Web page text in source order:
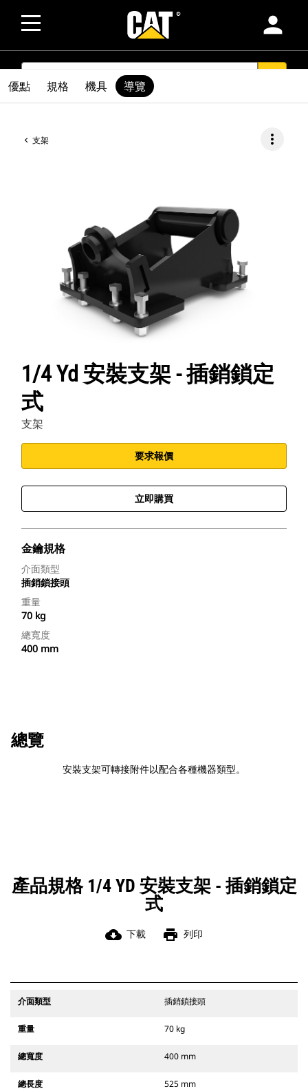
person
SEARCH
支架 more_vert
1/4 Yd 安裝支架 - 插銷鎖定
式
支架
要求報價
立即購買
金鑰規格
介面類型
插銷鎖接頭
重量
70 kg
總寬度
400 mm
優點 規格 機具 導覽
總覽
安裝支架可轉接附件以配合各種機器類型。
產品規格 1/4 YD 安裝支架 - 插銷鎖定
式
cloud_download 下載 print 列印
介面類型 插銷鎖接頭
重量 70 kg
總寬度 400 mm
總長度 525 mm